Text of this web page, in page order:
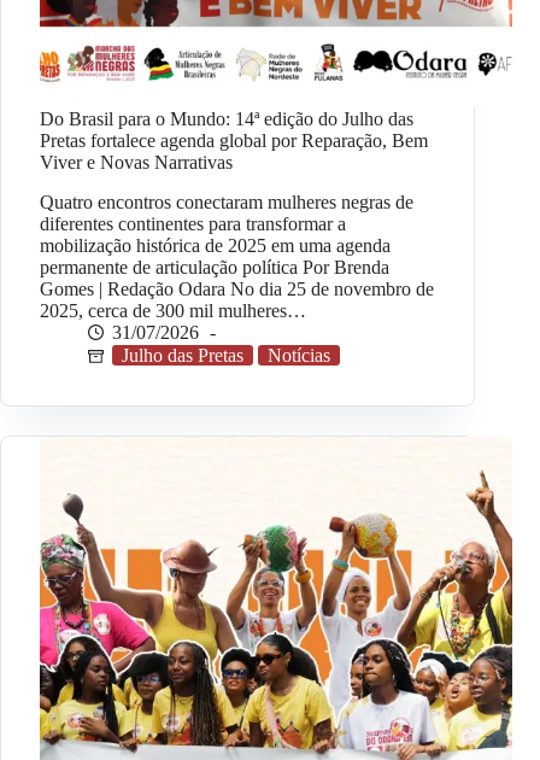
Do Brasil para o Mundo: 14ª edição do Julho das
Pretas fortalece agenda global por Reparação, Bem
Viver e Novas Narrativas
Quatro encontros conectaram mulheres negras de
diferentes continentes para transformar a
mobilização histórica de 2025 em uma agenda
permanente de articulação política Por Brenda
Gomes | Redação Odara No dia 25 de novembro de
2025, cerca de 300 mil mulheres…
31/07/2026
Julho das Pretas
Notícias